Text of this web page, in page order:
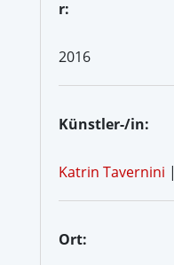
r:
2016
Künstler-/in:
Katrin Tavernini |
Ort: